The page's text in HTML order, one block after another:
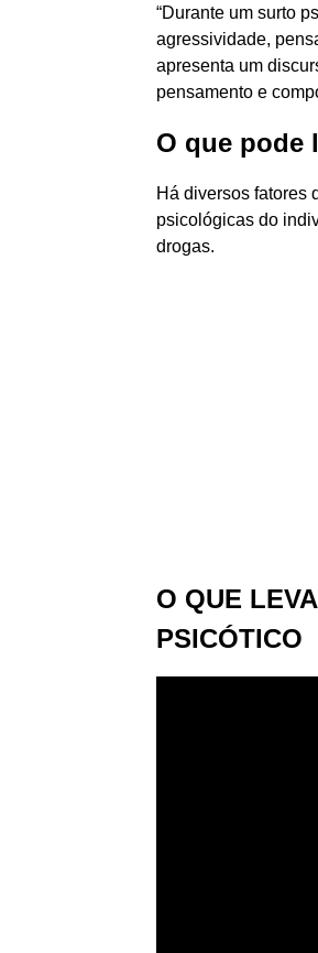
“Durante um surto
agressividade,
apresenta um
pensamento e
O que pode
Há diversos fatores
psicológicas do
drogas.
O QUE
PSICÓTICO